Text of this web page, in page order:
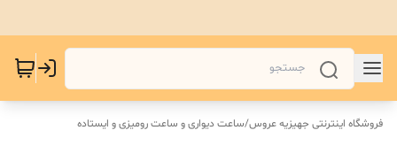
فروشگاه اینترنتی جهیزیه عروس/ساعت دیواری و ساعت رومیزی و ایستاده